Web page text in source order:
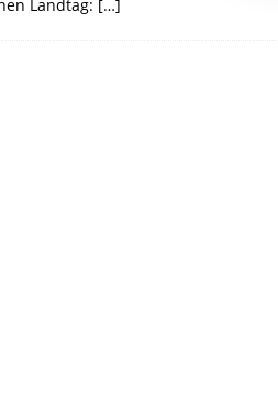
Landtag: […]